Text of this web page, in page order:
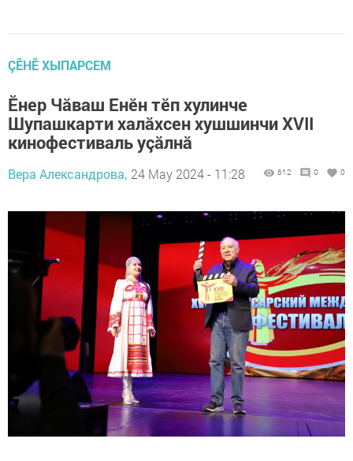
ÇӖНӖ ХЫПАРСЕМ
Ӗнер Чăваш Енӗн тӗп хулинче
Шупашкарти халăхсен хушшинчи XVII
кинофестиваль уçăлнă
Вера Александрова, 24 May 2024 - 11:28 612 0 0